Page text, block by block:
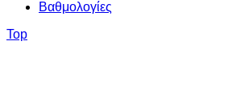
Βαθμολογίες
Top